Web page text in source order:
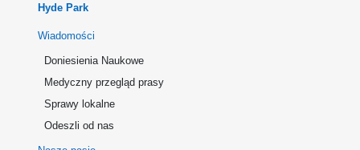
Hyde Park
Wiadomości
Doniesienia Naukowe
Medyczny przegląd prasy
Sprawy lokalne
Odeszli od nas